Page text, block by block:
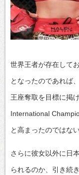
世界王者が存在して
となったのであれば
王座奪取を目標に掲
International
と高まったのではな
さらに彼女以外に日
られるのか、引き続